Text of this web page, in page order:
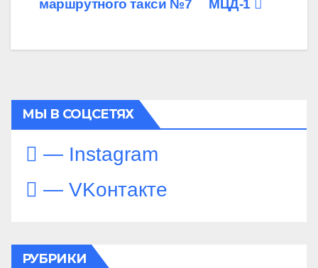
по
записям
МЦД-1
маршрутного такси №7
МЫ В СОЦСЕТЯХ
— Instagram
— VKонтакте
РУБРИКИ